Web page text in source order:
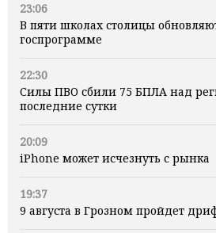
23:06
В пяти школах столицы
госпрограмме
22:30
Силы ПВО сбили 75 БПЛА над
последние сутки
20:09
iPhone может исчезнуть с рынка
19:37
9 августа в Грозном пройдет